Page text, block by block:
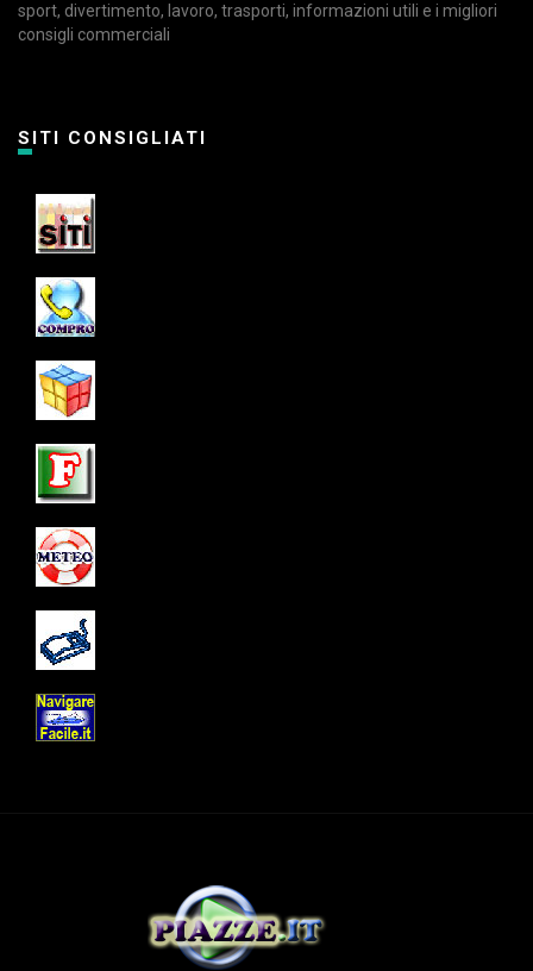
sport, divertimento, lavoro, trasporti, informazioni utili e i migliori
consigli commerciali
SITI CONSIGLIATI